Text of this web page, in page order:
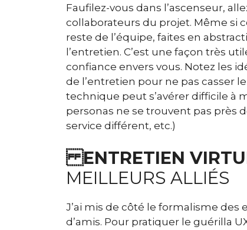
Faufilez-vous dans l’ascenseur,
collaborateurs du projet. Même si
reste de l’équipe, faites en
l’entretien. C’est une façon très
confiance envers vous. Notez les
de l’entretien pour ne pas casser
technique peut s’avérer difficile à
personas ne se trouvent pas près
service différent, etc.)
ENTRETIEN
MEILLEURS ALLIÉS
J’ai mis de côté le formalisme
d’amis. Pour pratiquer le guérilla